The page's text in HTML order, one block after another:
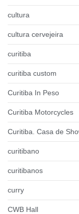
cultura
cultura cervejeira
curitiba
curitiba custom
Curitiba In Peso
Curitiba Motorcycles
Curitiba. Casa de
curitibano
curitibanos
curry
CWB Hall